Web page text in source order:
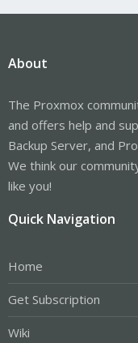
About
The Proxmox
and offers help and
Backup Server, and
We think our
like you!
Quick Navigation
Home
Get Subscription
Wiki